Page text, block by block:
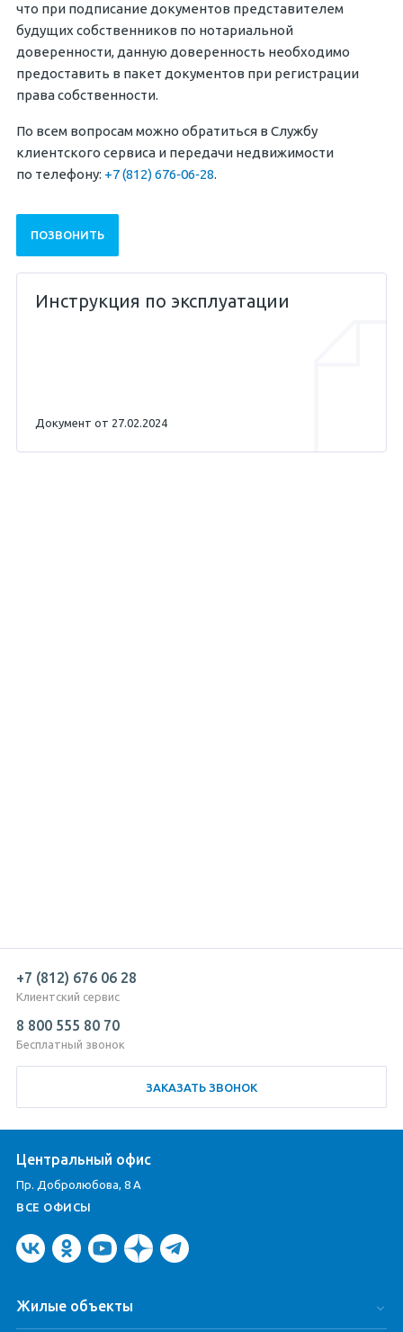
что при подписание документов представителем
будущих собственников по нотариальной
доверенности, данную доверенность необходимо
предоставить в пакет документов при регистрации
права собственности.
По всем вопросам можно обратиться в Службу
клиентского сервиса и передачи недвижимости
по телефону: +7 (812) 676‐06‐28.
ПОЗВОНИТЬ
Инструкция по эксплуатации
Документ от 27.02.2024
+7 (812) 676 06 28
Клиентский сервис
8 800 555 80 70
Бесплатный звонок
ЗАКАЗАТЬ ЗВОНОК
Жилые объекты
Центральный офис
Пр. Добролюбова, 8 А
ВСЕ ОФИСЫ